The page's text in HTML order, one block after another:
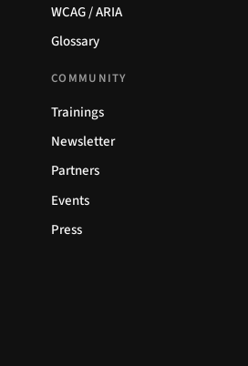
WCAG / ARIA
Glossary
COMMUNITY
Trainings
Newsletter
Partners
Events
Press